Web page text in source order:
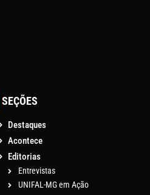
SEÇÕES
Destaques
Acontece
Editorias
Entrevistas
UNIFAL-MG em Ação